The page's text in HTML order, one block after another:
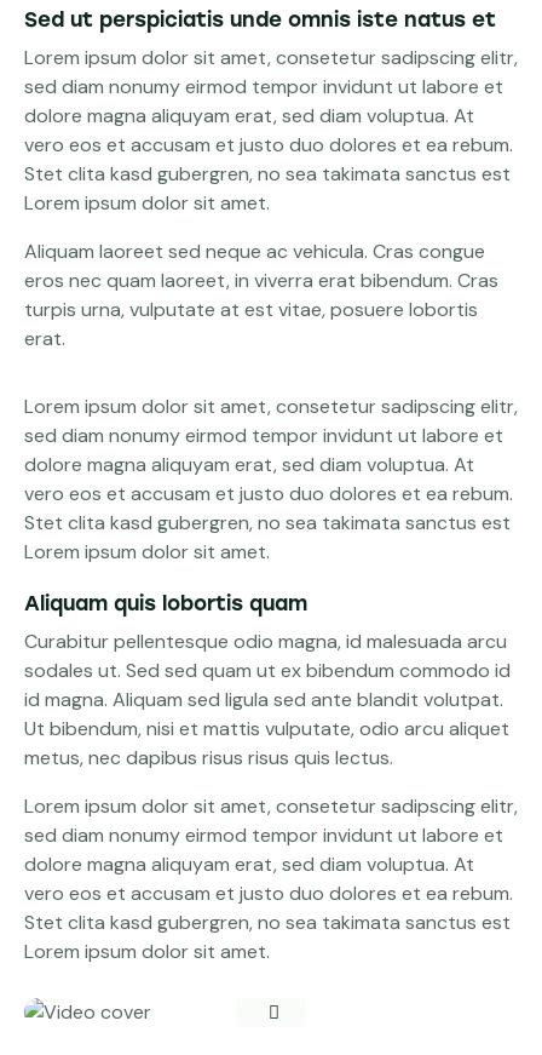
Sed ut perspiciatis unde omnis iste natus et
Lorem ipsum dolor sit amet, consetetur sadipscing elitr,
sed diam nonumy eirmod tempor invidunt ut labore et
dolore magna aliquyam erat, sed diam voluptua. At
vero eos et accusam et justo duo dolores et ea rebum.
Stet clita kasd gubergren, no sea takimata sanctus est
Lorem ipsum dolor sit amet.
Aliquam laoreet sed neque ac vehicula. Cras congue
eros nec quam laoreet, in viverra erat bibendum. Cras
turpis urna, vulputate at est vitae, posuere lobortis
erat.
Lorem ipsum dolor sit amet, consetetur sadipscing elitr,
sed diam nonumy eirmod tempor invidunt ut labore et
dolore magna aliquyam erat, sed diam voluptua. At
vero eos et accusam et justo duo dolores et ea rebum.
Stet clita kasd gubergren, no sea takimata sanctus est
Lorem ipsum dolor sit amet.
Aliquam quis lobortis quam
Curabitur pellentesque odio magna, id malesuada arcu
sodales ut. Sed sed quam ut ex bibendum commodo id
id magna. Aliquam sed ligula sed ante blandit volutpat.
Ut bibendum, nisi et mattis vulputate, odio arcu aliquet
metus, nec dapibus risus risus quis lectus.
Lorem ipsum dolor sit amet, consetetur sadipscing elitr,
sed diam nonumy eirmod tempor invidunt ut labore et
dolore magna aliquyam erat, sed diam voluptua. At
vero eos et accusam et justo duo dolores et ea rebum.
Stet clita kasd gubergren, no sea takimata sanctus est
Lorem ipsum dolor sit amet.